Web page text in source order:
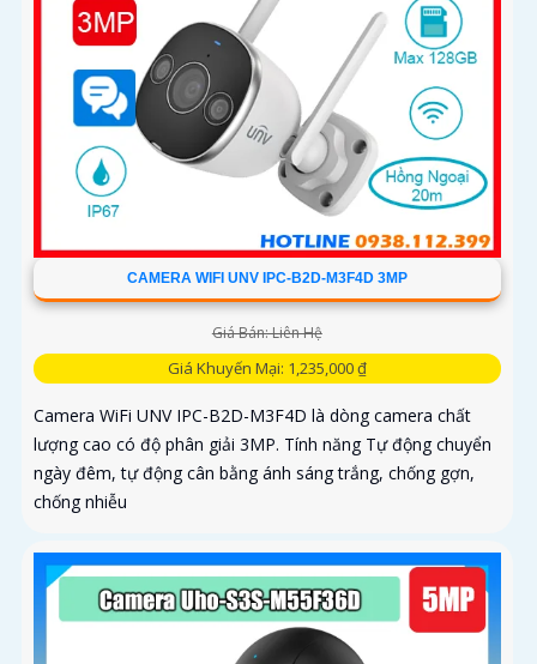
CAMERA WIFI UNV IPC-B2D-M3F4D 3MP
Giá Bán: Liên Hệ
Giá Khuyến Mại: 1,235,000 ₫
Camera WiFi UNV IPC-B2D-M3F4D là dòng camera chất
lượng cao có độ phân giải 3MP. Tính năng Tự động chuyển
ngày đêm, tự động cân bằng ánh sáng trắng, chống gợn,
chống nhiễu